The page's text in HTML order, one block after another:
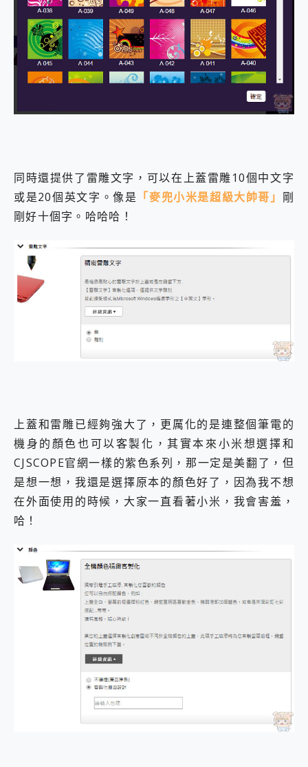
同時還提供了雷雕文字，可以在上蓋雷雕10個中文字
或是20個英文字。像是 「麥兜小米是超級大帥哥」 剛
剛好十個字。哈哈哈！
上蓋和雷雕已經夠強大了，更厲化的是連整個筆電的
機身的顏色也可以客製化，其實本來小米想選擇和
CJSCOPE官網一樣的紫色系列，那一定是美翻了，但
是想一想，我還是選擇原本的顏色好了，因為我不想
在外面使用的時候，大家一直看著小米，我會害羞，
哈！